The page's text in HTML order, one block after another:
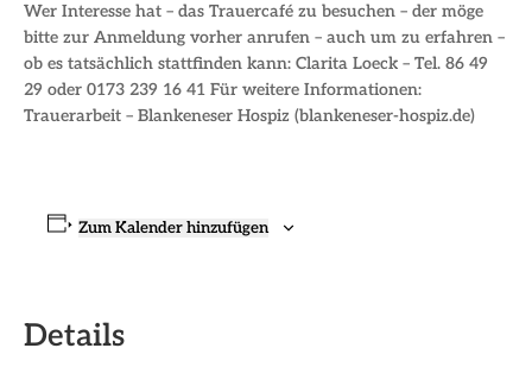
Wer Interesse hat – das Trauercafé zu besuchen – der möge
bitte zur Anmeldung vorher anrufen – auch um zu erfahren –
ob es tatsächlich stattfinden kann: Clarita Loeck – Tel. 86 49
29 oder 0173 239 16 41 Für weitere Informationen:
Trauerarbeit – Blankeneser Hospiz (blankeneser-hospiz.de)
Zum Kalender hinzufügen
Details